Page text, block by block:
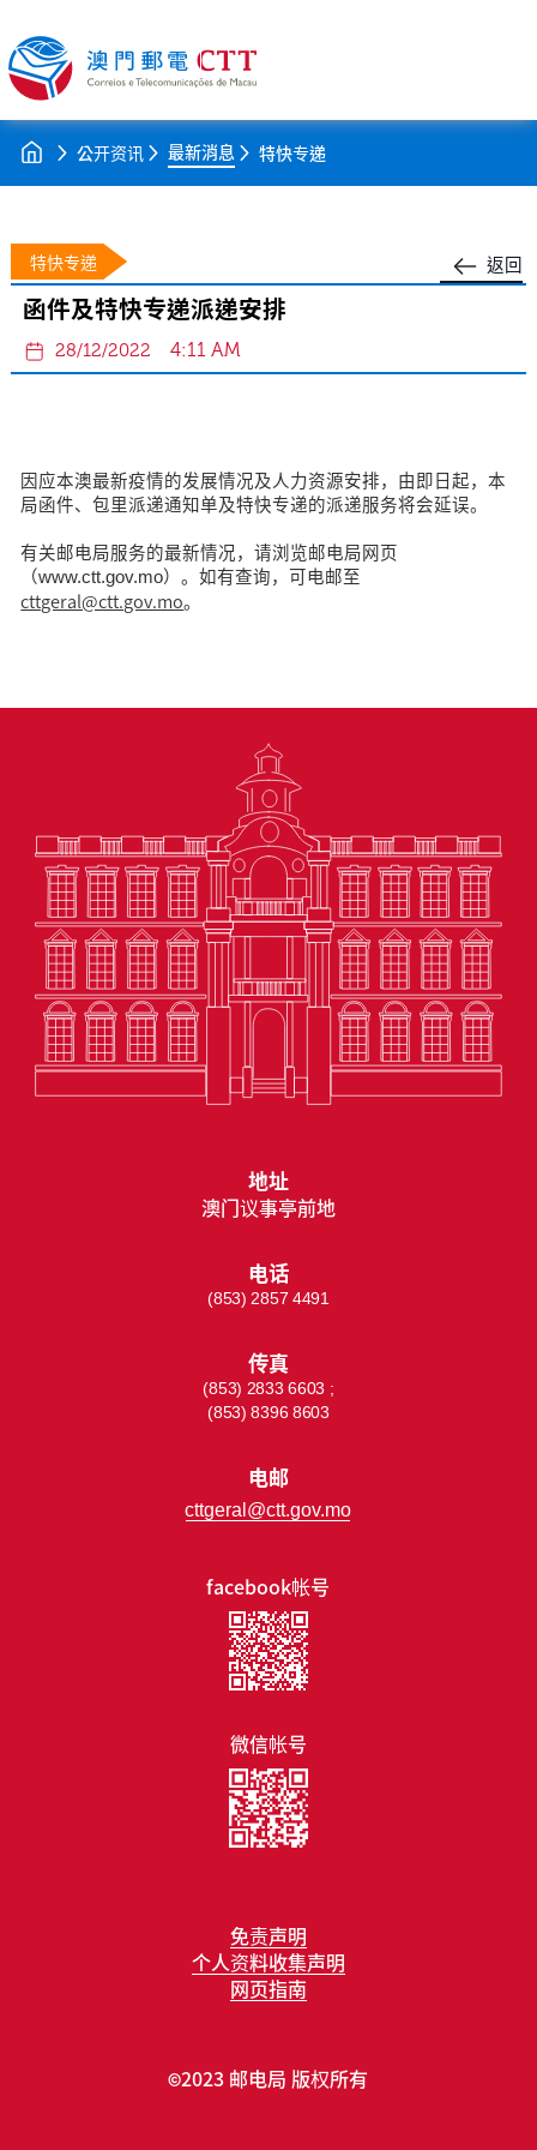
公开资讯 最新消息 特快专递
返回
特快专递
函件及特快专递派递安排
28/12/2022 4:11 AM
因应本澳最新疫情的发展情况及人力资源安排，由即日起，本
局函件、包里派递通知单及特快专递的派递服务将会延误。
有关邮电局服务的最新情况，请浏览邮电局网页
（www.ctt.gov.mo）。如有查询，可电邮至
cttgeral@ctt.gov.mo。
免责声明
个人资料收集声明
网页指南
facebook帐号
微信帐号
地址
澳门议事亭前地
电话
(853) 2857 4491
传真
(853) 2833 6603 ;
(853) 8396 8603
电邮
cttgeral@ctt.gov.mo
©2023 邮电局 版权所有